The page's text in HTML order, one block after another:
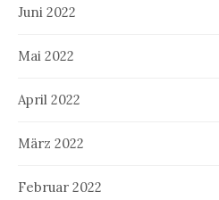
Juni 2022
Mai 2022
April 2022
März 2022
Februar 2022